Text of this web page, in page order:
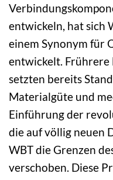
entwickeln, hat sich
einem Synonym für
entwickelt. Frührere
setzten bereits
Materialgüte und
Einführung der
die auf völlig neuen
WBT die Grenzen
verschoben. Diese